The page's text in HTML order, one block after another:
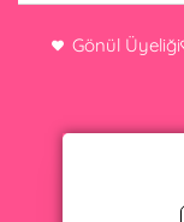
Gönül Üyeliği